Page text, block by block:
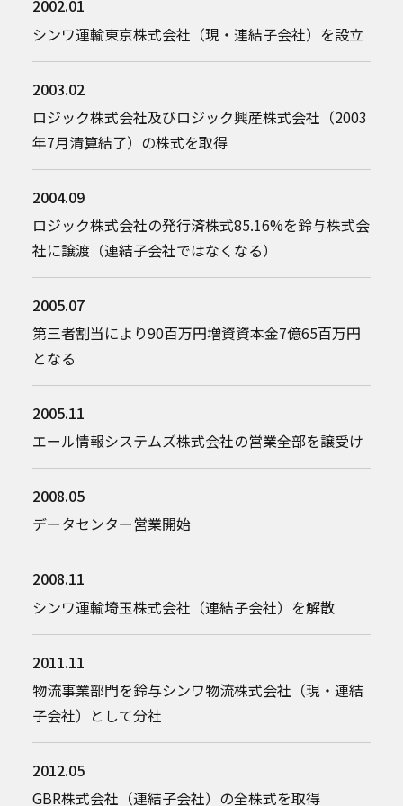
2002.01
シンワ運輸東京株式会社（現・連結子会社）を設立
2003.02
ロジック株式会社及びロジック興産株式会社（2003
年7月清算結了）の株式を取得
2004.09
ロジック株式会社の発行済株式85.16%を鈴与株式会
社に譲渡（連結子会社ではなくなる）
2005.07
第三者割当により90百万円増資資本金7億65百万円
となる
2005.11
エール情報システムズ株式会社の営業全部を譲受け
2008.05
データセンター営業開始
2008.11
シンワ運輸埼玉株式会社（連結子会社）を解散
2011.11
物流事業部門を鈴与シンワ物流株式会社（現・連結
子会社）として分社
2012.05
GBR株式会社（連結子会社）の全株式を取得